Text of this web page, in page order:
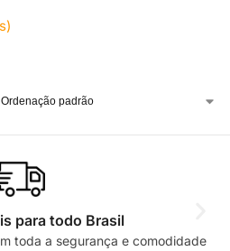
para todo Brasil
toda a segurança e comodidade